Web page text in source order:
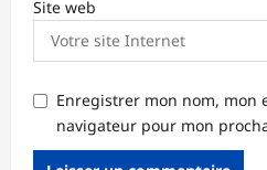
Site web
Enregistrer mon nom, mon
navigateur pour mon